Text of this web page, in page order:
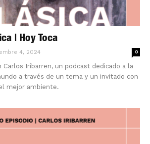
| Hoy Toca
4, 2024 0
Carlos Iribarren, un podcast dedicado a la
a través de un tema y un invitado con
mejor ambiente.